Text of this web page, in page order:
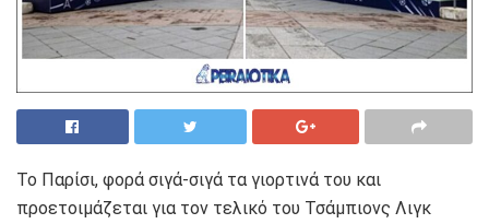
Το Παρίσι, φορά σιγά-σιγά τα γιορτινά του και
προετοιμάζεται για τον τελικό του Τσάμπιονς Λιγκ